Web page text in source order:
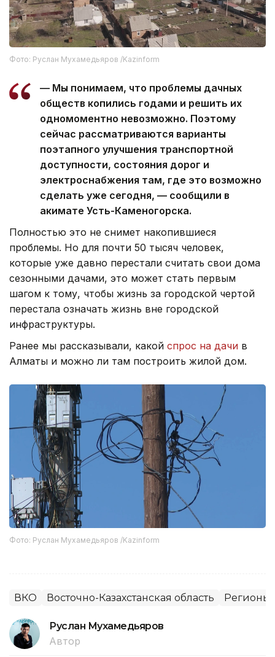
Фото: Руслан Мухамедьяров /Kazinform
— Мы понимаем, что проблемы дачных
обществ копились годами и решить их
одномоментно невозможно. Поэтому
сейчас рассматриваются варианты
поэтапного улучшения транспортной
доступности, состояния дорог и
электроснабжения там, где это возможно
сделать уже сегодня, — сообщили в
акимате Усть-Каменогорска.
Полностью это не снимет накопившиеся
проблемы. Но для почти 50 тысяч человек,
которые уже давно перестали считать свои дома
сезонными дачами, это может стать первым
шагом к тому, чтобы жизнь за городской чертой
перестала означать жизнь вне городской
инфраструктуры.
Ранее мы рассказывали, какой спрос на дачи в
Алматы и можно ли там построить жилой дом.
Фото: Руслан Мухамедьяров /Kazinform
ВКО Восточно-Казахстанская область Регионы
Руслан Мухамедьяров
Автор